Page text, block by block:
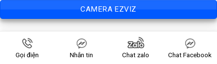
từ
649.000₫
đến
CAMERA EZVIZ
Gọi điện Nhắn tin Chat zalo Chat Facebook